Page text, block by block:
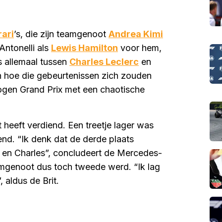
’s, die zijn teamgenoot Andrea Kimi
als Lewis Hamilton voor hem,
tussen Charles Leclerc en
die gebeurtenissen zich zouden
Grand Prix met een chaotische
verdiend. Een treetje lager was
“Ik denk dat de derde plaats
Charles”, concludeert de Mercedes-
dus toch tweede werd. “Ik lag
aldus de Brit.